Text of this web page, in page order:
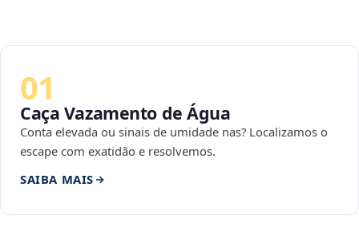
01
Caça Vazamento de Água
Conta elevada ou sinais de umidade nas? Localizamos o
escape com exatidão e resolvemos.
SAIBA MAIS